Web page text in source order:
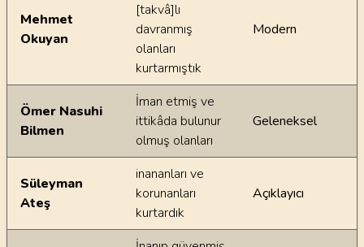
Mehmet
Okuyan
[takvâ]lı
davranmış
olanları
kurtarmıştık
Modern
Ömer Nasuhi
Bilmen
İman etmiş ve
ittikâda bulunur
olmuş olanları
Geleneksel
Süleyman
Ateş
inananları ve
korunanları
kurtardık
Açıklayıcı